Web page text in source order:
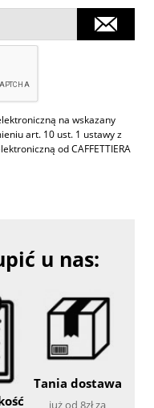
na wskazany
art. 10 ust. 1 ustawy z
od CAFFETTIERA
u nas:
Tania dostawa
już od 8zł za